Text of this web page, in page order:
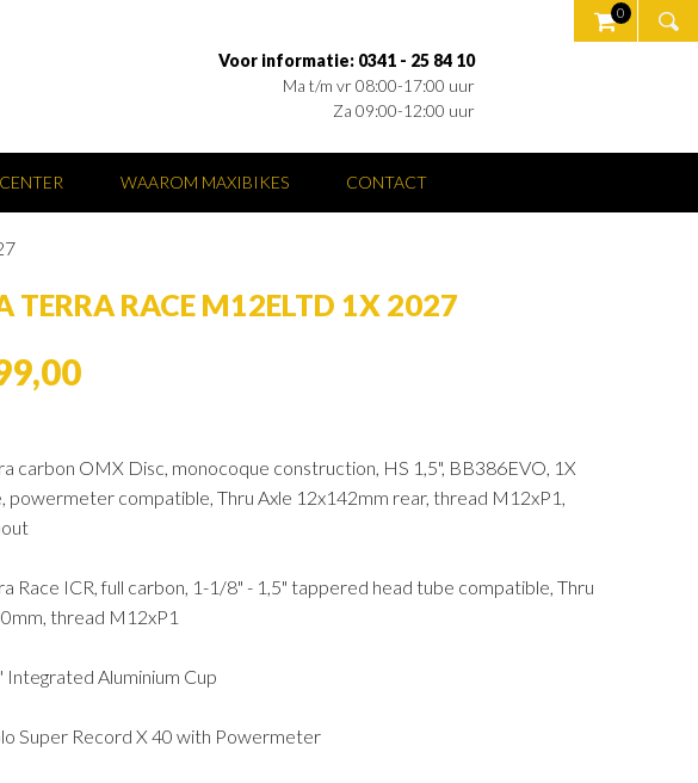
Voor informatie: 0341 - 25 84 10
Ma t/m vr 08:00-17:00 uur
Za 09:00-12:00 uur
0
WAAROM MAXIBIKES CONTACT
TERRA RACE M12ELTD 1X 2027
carbon OMX Disc, monocoque construction, HS 1,5", BB386EVO, 1X
powermeter compatible, Thru Axle 12x142mm rear, thread M12xP1,
Race ICR, full carbon, 1-1/8" - 1,5" tappered head tube compatible, Thru
thread M12xP1
Integrated Aluminium Cup
Super Record X 40 with Powermeter